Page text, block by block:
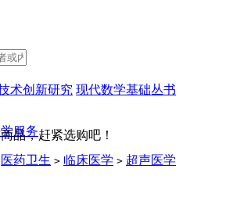
术创新研究 现代数学基础丛书
品，赶紧选购吧！
服务
医药卫生 > 临床医学 > 超声医学